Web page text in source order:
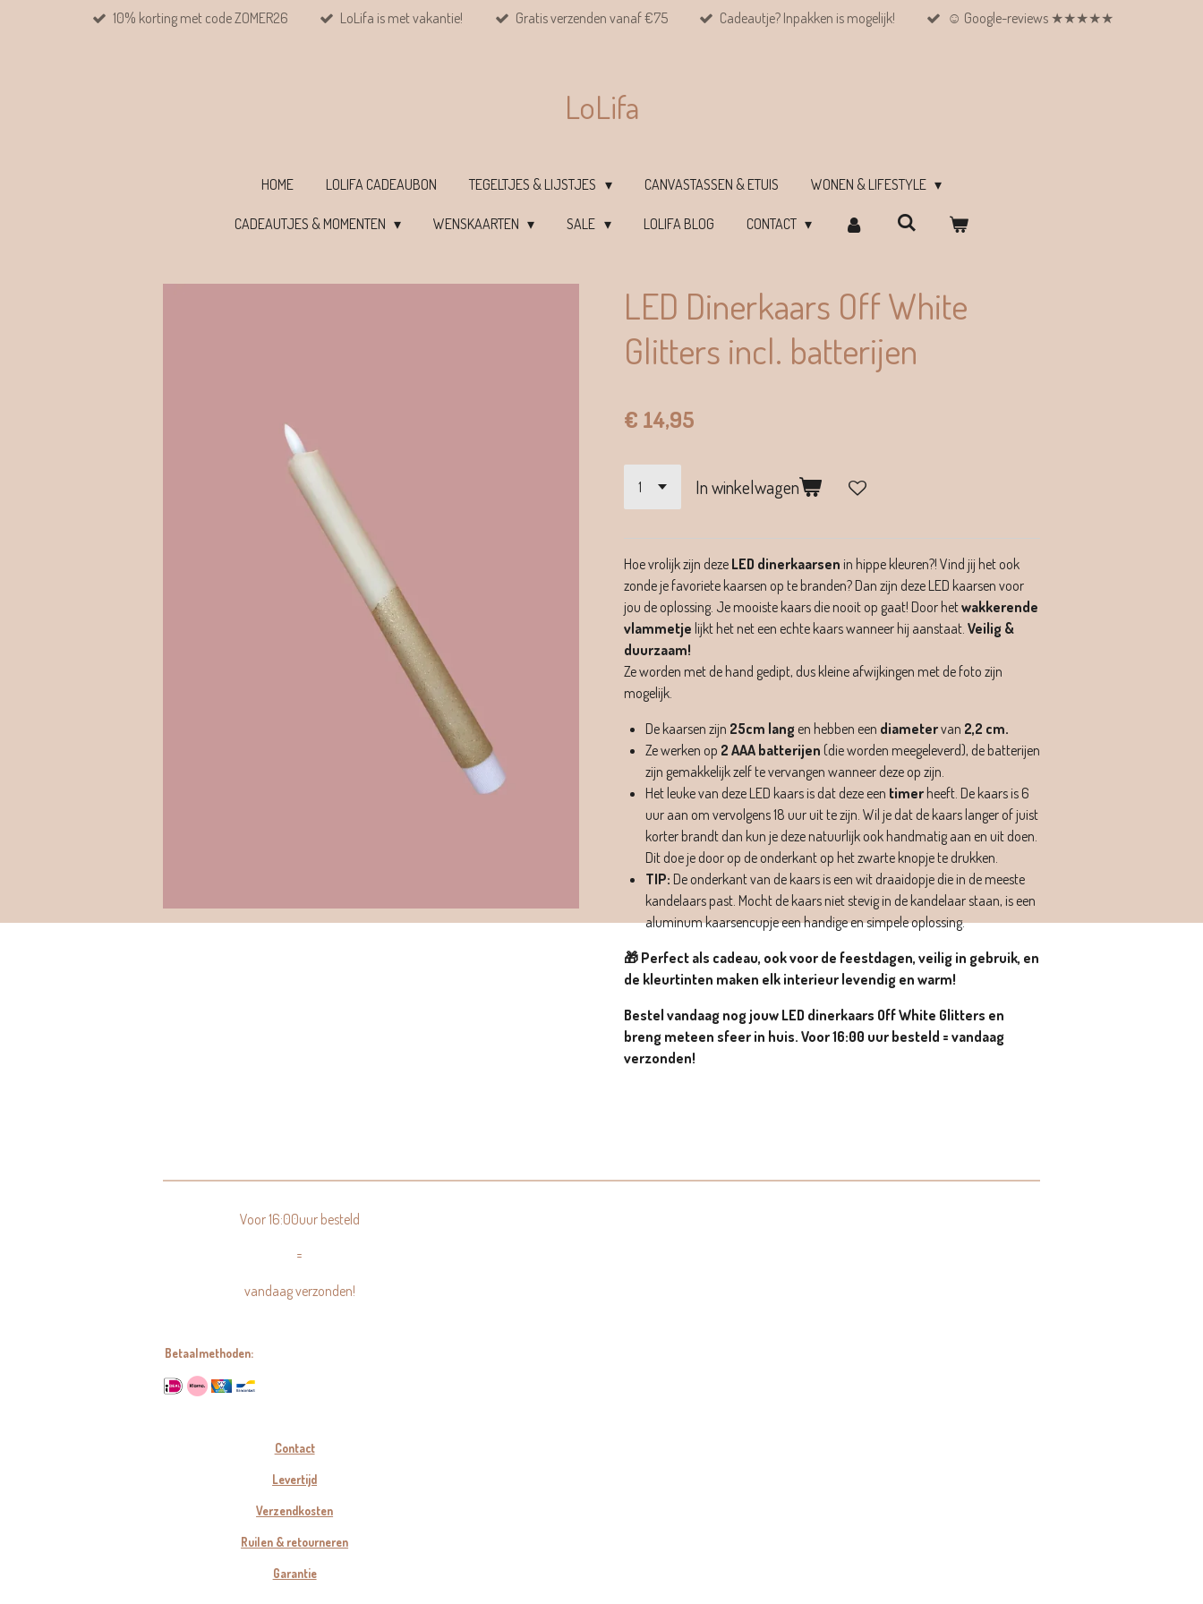
10% korting met code ZOMER26 LoLifa is met vakantie! Gratis verzenden vanaf €75 Cadeautje? Inpakken is mogelijk! ☺︎ Google-reviews ★★★★★
LoLifa
HOME LOLIFA CADEAUBON TEGELTJES & LIJSTJES CANVASTASSEN & ETUIS WONEN & LIFESTYLE
CADEAUTJES & MOMENTEN WENSKAARTEN SALE LOLIFA BLOG CONTACT
LED Dinerkaars Off White
Glitters incl. batterijen
€ 14,95
In winkelwagen
Hoe vrolijk zijn deze LED dinerkaarsen in hippe kleuren?! Vind jij het ook
zonde je favoriete kaarsen op te branden? Dan zijn deze LED kaarsen voor
jou de oplossing. Je mooiste kaars die nooit op gaat! Door hetwakkerende
vlammetje lijkt het net een echte kaars wanneer hij aanstaat. Veilig &
duurzaam!
Ze worden met de hand gedipt, dus kleine afwijkingen met de foto zijn
mogelijk.
De kaarsen zijn 25cm lang en hebben een diametervan 2,2 cm.
Ze werken op 2 AAA batterijen (die worden meegeleverd), de batterijen
zijn gemakkelijk zelf te vervangen wanneer deze op zijn.
Het leuke van deze LED kaars is dat deze een timer heeft. De kaars is 6
uur aan om vervolgens 18 uur uit te zijn. Wil je dat de kaars langer of juist
korter brandt dan kun je deze natuurlijk ook handmatig aan en uit doen.
Dit doe je door op de onderkant op het zwarte knopje te drukken.
TIP: De onderkant van de kaars is een wit draaidopje die in de meeste
kandelaars past. Mocht de kaars niet stevig in de kandelaar staan, is een
aluminum kaarsencupje een handige en simpele oplossing.
🎁 Perfect als cadeau, ook voor de feestdagen, veilig in gebruik, en
de kleurtinten maken elk interieur levendig en warm!
Bestel vandaag nog jouw LED dinerkaars Off White Glitters en
breng meteen sfeer in huis. Voor 16:00 uur besteld = vandaag
verzonden!
Voor 16:00uur besteld
=
vandaag verzonden!
Betaalmethoden:
Contact
Levertijd
Verzendkosten
Ruilen & retourneren
Garantie